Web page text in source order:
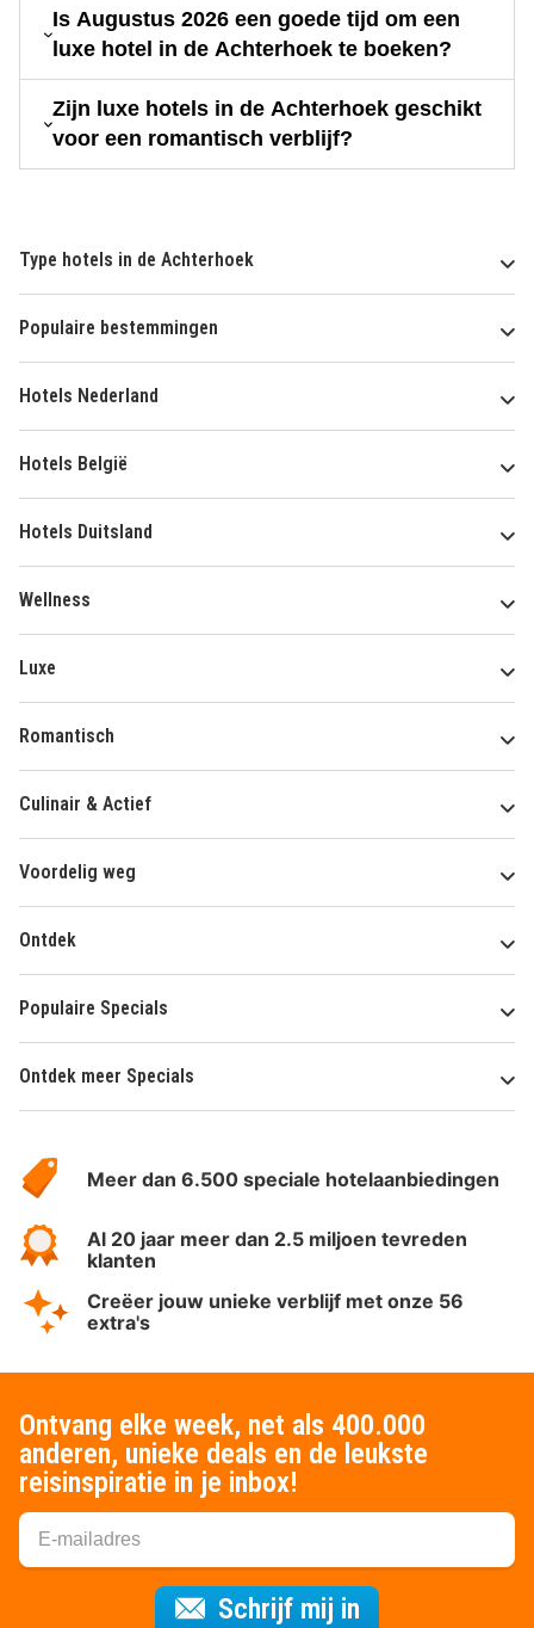
Is Augustus 2026 een goede tijd om een
luxe hotel in de Achterhoek te boeken?
Zijn luxe hotels in de Achterhoek geschikt
voor een romantisch verblijf?
Type hotels in de Achterhoek
Populaire bestemmingen
Hotels Nederland
Hotels België
Hotels Duitsland
Wellness
Luxe
Romantisch
Culinair & Actief
Voordelig weg
Ontdek
Populaire Specials
Ontdek meer Specials
HotelSpecials
Meer dan 6.500 speciale hotelaanbiedingen
Al 20 jaar meer dan 2.5 miljoen tevreden
klanten
Creëer jouw unieke verblijf met onze 56
extra's
Ontvang elke week, net als 400.000
anderen, unieke deals en de leukste
reisinspiratie in je inbox!
Schrijf mij in